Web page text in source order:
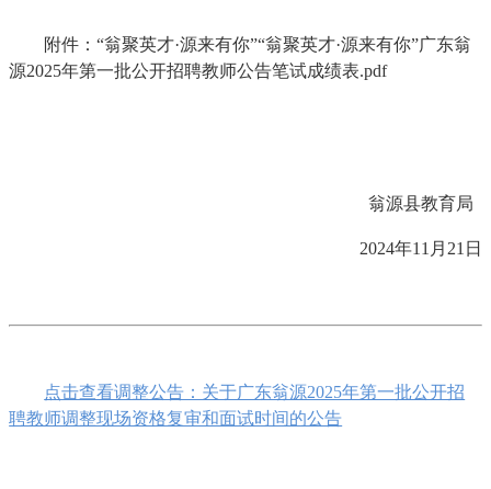
附件：“翁聚英才·源来有你”“翁聚英才·源来有你”广东翁
源2025年第一批公开招聘教师公告笔试成绩表.pdf
翁源县教育局
2024年11月21日
点击查看调整公告：关于广东翁源2025年第一批公开招
聘教师调整现场资格复审和面试时间的公告